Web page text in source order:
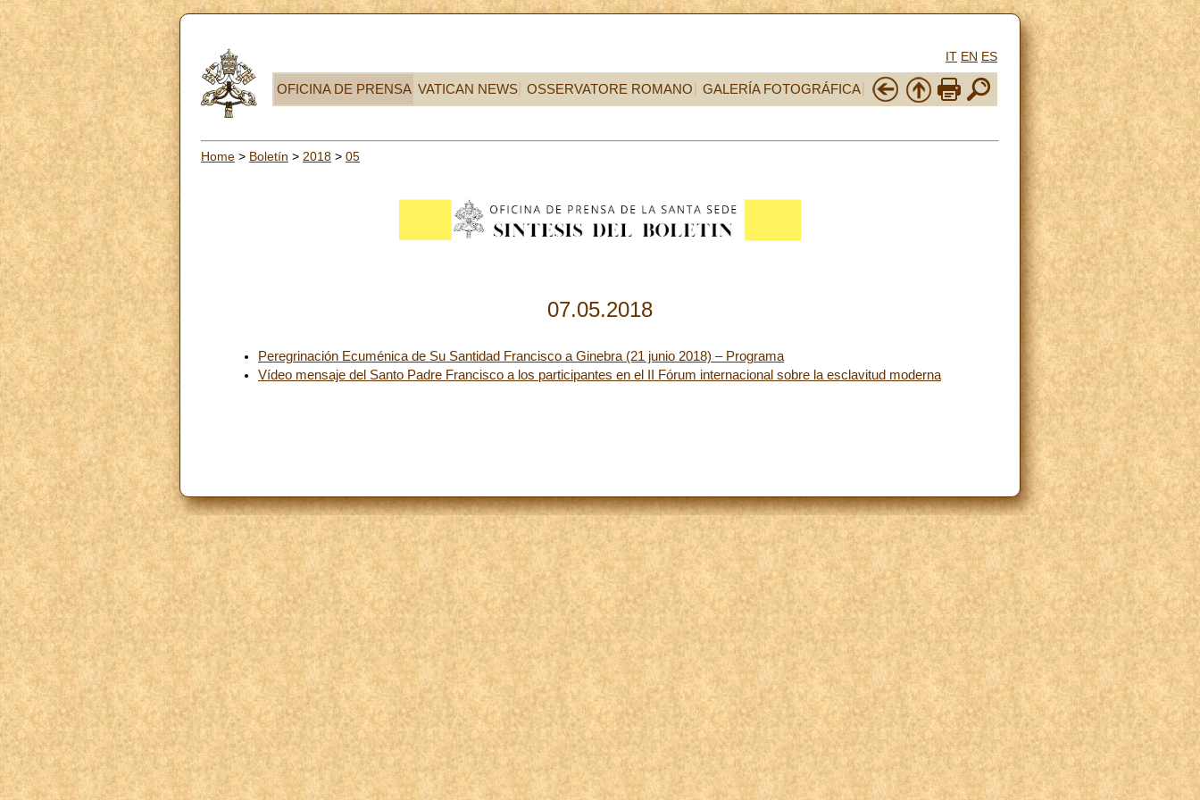
IT EN ES
OFICINA DE PRENSA VATICAN NEWS OSSERVATORE ROMANO GALERÍA FOTOGRÁFICA
Home > Boletín > 2018 > 05
07.05.2018
Peregrinación Ecuménica de Su Santidad Francisco a Ginebra (21 junio 2018) – Programa
Vídeo mensaje del Santo Padre Francisco a los participantes en el II Fórum internacional sobre la esclavitud moderna